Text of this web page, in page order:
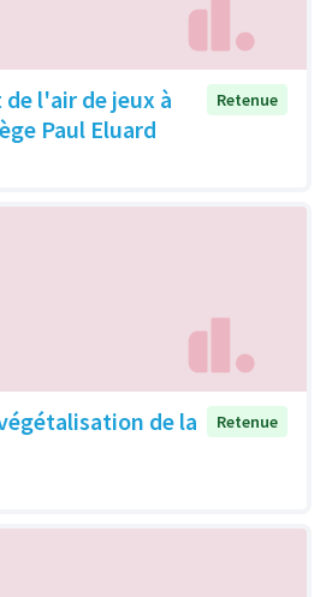
l'air de jeux à
Paul Eluard
Retenue
de la
Retenue